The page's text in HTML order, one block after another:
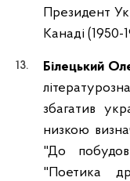
Президент
Канаді (1950-
Білецький
збагатив
низкою
"До
"Поетика